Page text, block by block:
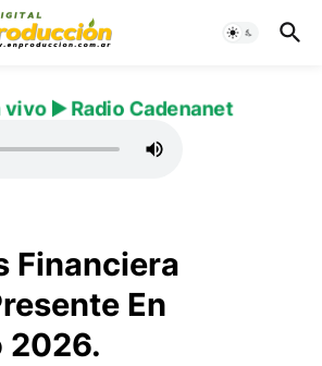
▶️ Radio Cadenanet
Financiera
En
2026.